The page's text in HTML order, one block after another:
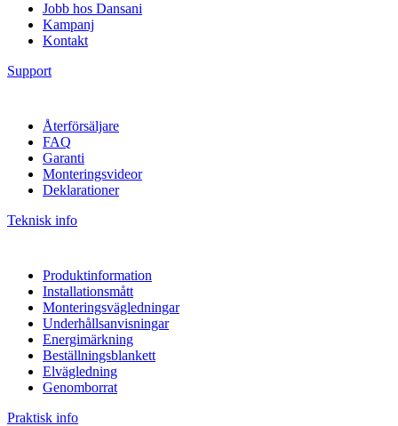
Jobb hos Dansani
Kampanj
Kontakt
Support
Återförsäljare
FAQ
Garanti
Monteringsvideor
Deklarationer
Teknisk info
Produktinformation
Installationsmått
Monteringsvägledningar
Underhållsanvisningar
Energimärkning
Beställningsblankett
Elvägledning
Genomborrat
Praktisk info